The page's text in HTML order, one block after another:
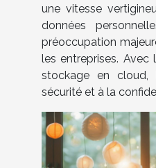
une vitesse
données
préoccupation
les entreprises.
stockage en
sécurité et à la